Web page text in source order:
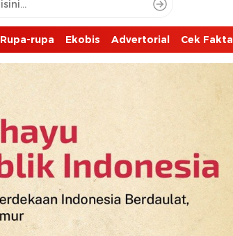
Rupa-rupa Ekobis Advertorial Cek Fakta